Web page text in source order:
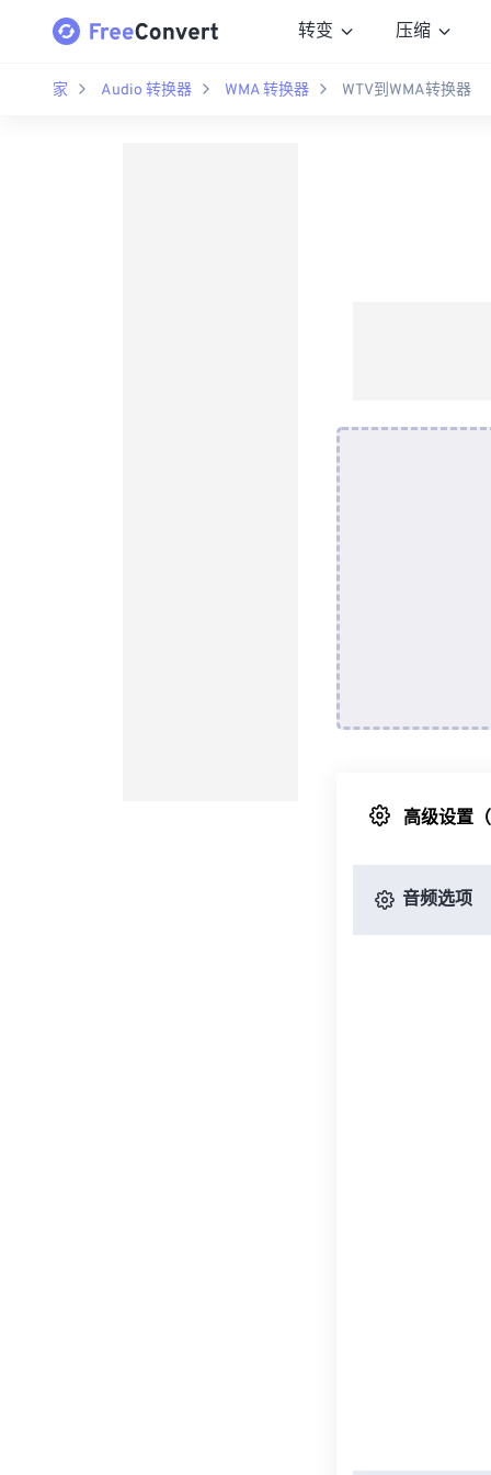
转变 压缩
家 Audio 转换器 WMA 转换器 WTV到WMA转换器
高级设置
音频选项